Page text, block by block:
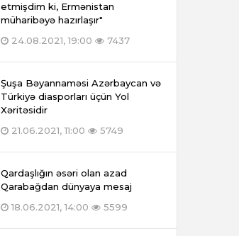
etmişdim ki, Ermənistan
müharibəyə hazırlaşır"
24.08.2021, 19:00
7437
Şuşa Bəyannaməsi Azərbaycan və
Türkiyə diasporları üçün Yol
Xəritəsidir
21.06.2021, 11:00
5749
Qardaşlığın əsəri olan azad
Qarabağdan dünyaya mesaj
18.06.2021, 14:00
5599